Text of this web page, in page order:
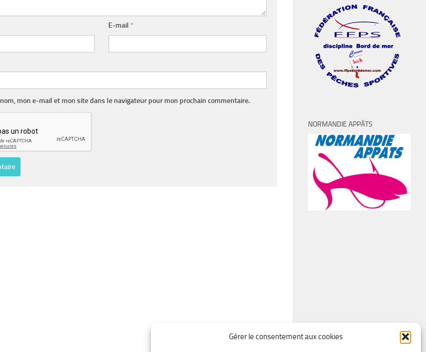
Gérer le consentement aux cookies
E-mail *
mon e-mail et mon site dans le navigateur pour mon prochain commentaire.
NORMANDIE APPÂTS